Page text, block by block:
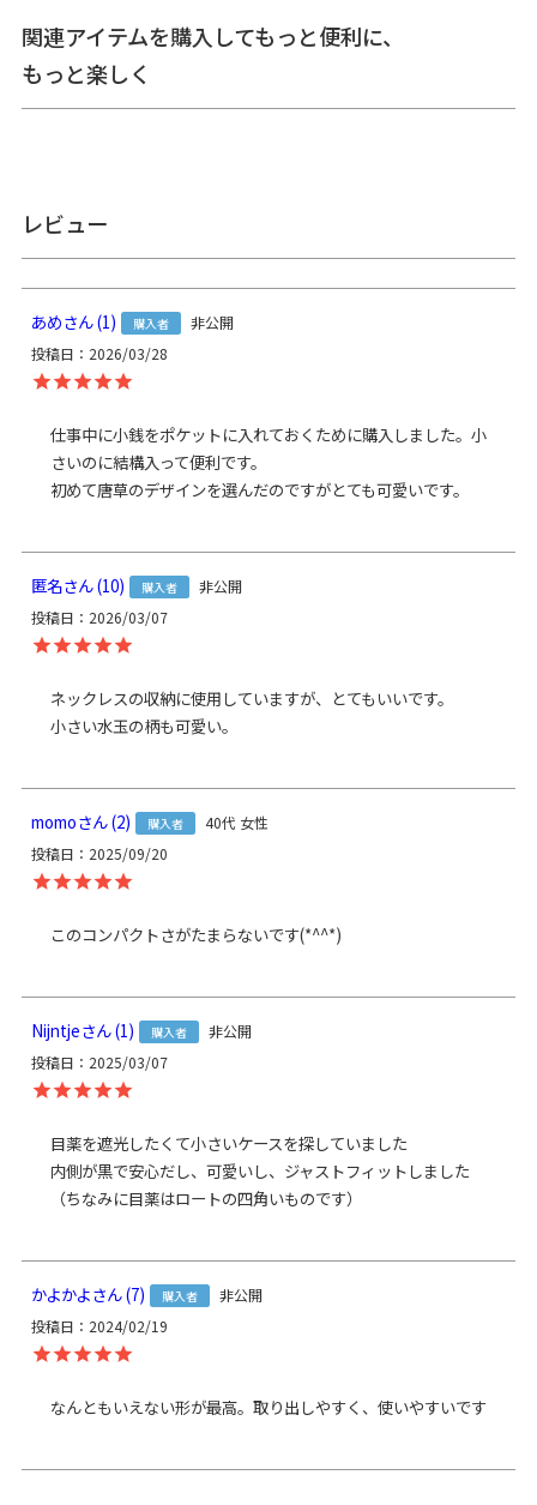
＞納期についてのご案内
備考
※生地の裁断により柄の出方は一点一点異なります。柄の指
によって表記のサイズと多少の誤差が生じる場合がありま
す。
あらかじめご了承ください。
サイズ詳細
＜本体＞
内寸：高さ5cm、幅4.5cm
＜重さ＞ 25g
※内寸は口金を含みません。
素材
＜袋＞
表地：8号帆布（綿100％）
＜口金＞ 鉄（アンティークゴールド）
お支払方法 クレジットカード
Amazon Pay／楽天ペイ／PayPay
クレジットカード決済、Amazon Pay、PayPay、楽天ペイを
て頂く場合がございます。何卒ご了承下さいますようお願い
発送方法
ゆうパケット：全国一律330円
※10,000円以上ご購入頂いた場合は送料無料になります。
商品説明
手のひらに収まるサイズのちっちゃな小銭専用ミニ財布。
ズボンのポケットにもすっぽり入れられるサイズの小銭の為
小銭だけでなく、ピアスや指輪などを入れるアクセサリーケ
ースとしても便利。小さなお薬ケースとしてもgood。大きな
ポーチの中で使う小分け用のポーチinポーチ使いもおすすめ
MATERIAL
ています。
関連アイテムを購入してもっと便利に、
もっと楽しく
レビュー
あめ 1 購入者
非公開
投稿日
2026/03/28
仕事中に小銭をポケットに入れておくために購入しました。小
さいのに結構入って便利です。
初めて唐草のデザインを選んだのですがとても可愛いです。
匿名 10 購入者
非公開
投稿日
2026/03/07
ネックレスの収納に使用していますが、とてもいいです。
小さい水玉の柄も可愛い。
momo 2 購入者 40代 女性
投稿日
2025/09/20
このコンパクトさがたまらないです(*^^*)
Nijntje 1 購入者
非公開
投稿日
2025/03/07
目薬を遮光したくて小さいケースを探していました
内側が黒で安心だし、可愛いし、ジャストフィットしました
（ちなみに目薬はロートの四角いものです）
かよかよ 7 購入者
非公開
投稿日
2024/02/19
なんともいえない形が最高。取り出しやすく、使いやすいです